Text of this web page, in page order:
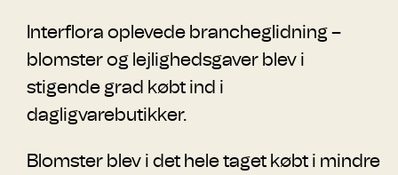
Interflora oplevede brancheglidning –
blomster og lejlighedsgaver blev i
stigende grad købt ind i
dagligvarebutikker.
Blomster blev i det hele taget købt i mindre